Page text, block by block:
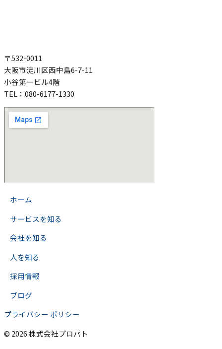
〒532-0011
大阪市淀川区西中島6-7-11
小谷第一ビル4階
TEL：080-6177-1330
ホーム
サービスを知る
会社を知る
人を知る
採用情報
ブログ
プライバシー ポリシー
© 2026 株式会社プロパト